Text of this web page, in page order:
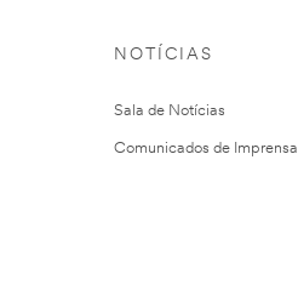
NOTÍCIAS
Sala de Notícias
Comunicados de Imprensa